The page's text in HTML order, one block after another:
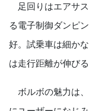
足回りはエアサ
る電子制御ダンピ
好。試乗車は細か
は走行距離が伸び
ボルボの魅力は